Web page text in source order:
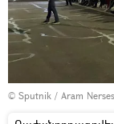
© Sputnik / Aram